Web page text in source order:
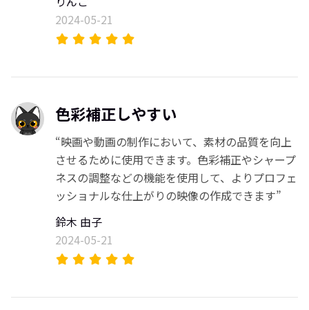
2024-05-21
色彩補正しやすい
“映画や動画の制作において、素材の品質を向上
させるために使用できます。色彩補正やシャープ
ネスの調整などの機能を使用して、よりプロフェ
ッショナルな仕上がりの映像の作成できます”
鈴木 由子
2024-05-21